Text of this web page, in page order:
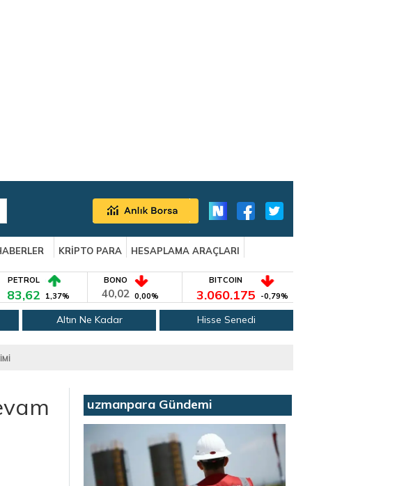
KRİPTO PARA
HESAPLAMA ARAÇLARI
PETROL
83,62 1,37%
BONO
40,02 0,00%
BITCOIN
3.060.175 -0,79%
Altın Ne Kadar Hisse Senedi
uzmanpara Gündemi